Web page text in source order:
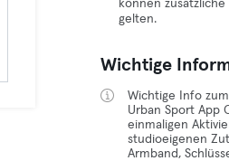
können
gelten.
Wichtige
Wichtige Info
Urban Sport App
einmaligen
studioeigenen
Armband,